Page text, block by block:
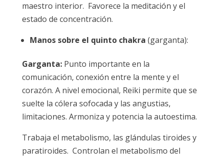
maestro interior. Favorece la meditación y el
estado de concentración.
Manos sobre el quinto chakra (garganta):
Garganta:Punto importante en la
comunicación, conexión entre la mente y el
corazón. A nivel emocional, Reiki permite que se
suelte la cólera sofocada y las angustias,
limitaciones. Armoniza y potencia la autoestima.
Trabaja el metabolismo, las glándulas tiroides y
paratiroides. Controlan el metabolismo del